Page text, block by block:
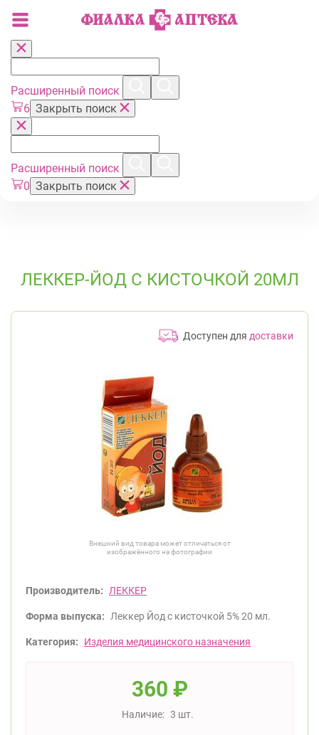
Расширенный поиск
6 Закрыть поиск
Расширенный поиск
0 Закрыть поиск
ЛЕККЕР-ЙОД С КИСТОЧКОЙ 20МЛ
Доступен для доставки
Внешний вид товара может отличаться от
изображённого на фотографии
Производитель: ЛЕККЕР
Форма выпуска: Леккер Йод с кисточкой 5% 20 мл.
Категория: Изделия медицинского назначения
360 ₽
Наличие: 3 шт.